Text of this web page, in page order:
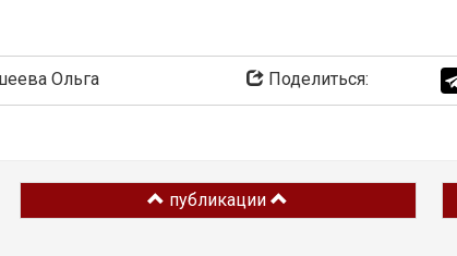
Ольга Поделиться:
публикации